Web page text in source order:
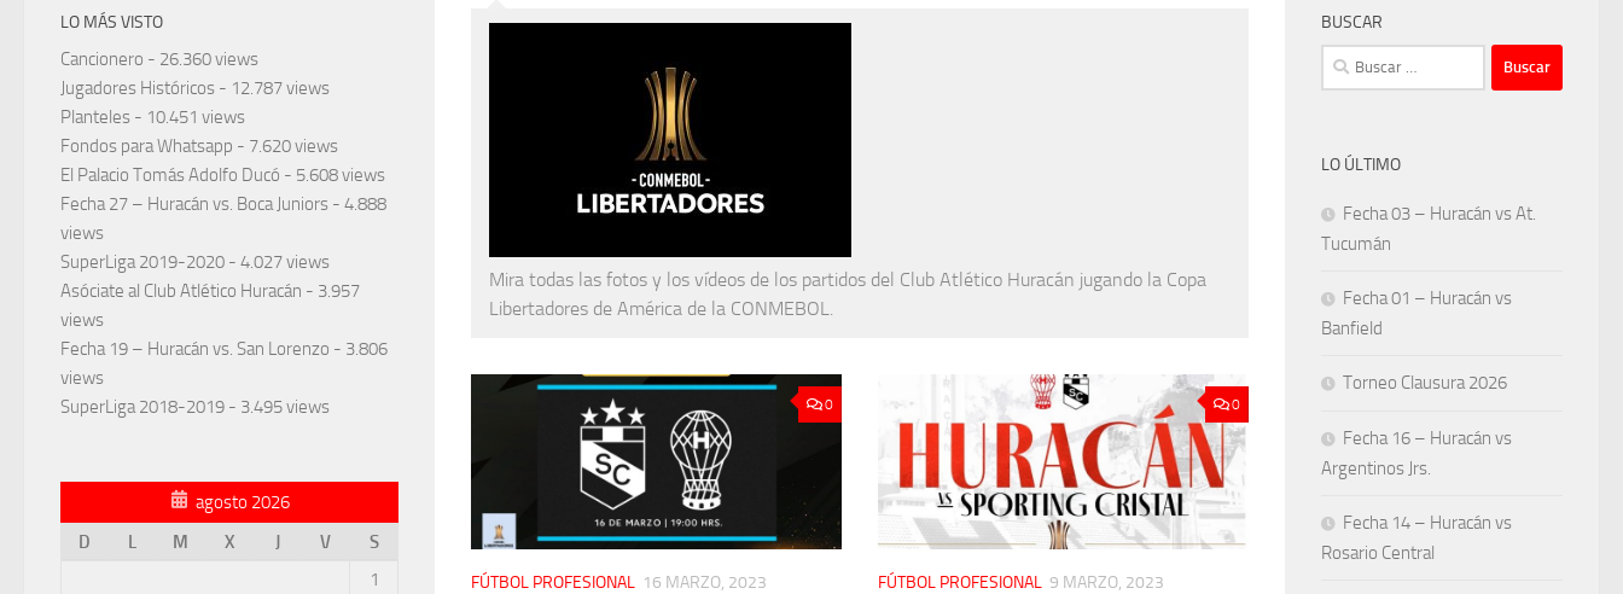
Mira todas las fotos y los vídeos de los partidos del Club Atlético Huracán jugando la Copa
Libertadores de América de la CONMEBOL.
0
FÚTBOL PROFESIONAL 16 MARZO, 2023
0
FÚTBOL PROFESIONAL 9 MARZO, 2023
LO MÁS VISTO
Cancionero - 26.360 views
Jugadores Históricos - 12.787 views
Planteles - 10.451 views
Fondos para Whatsapp - 7.620 views
El Palacio Tomás Adolfo Ducó - 5.608 views
Fecha 27 – Huracán vs. Boca Juniors - 4.888
views
SuperLiga 2019-2020 - 4.027 views
Asóciate al Club Atlético Huracán - 3.957
views
Fecha 19 – Huracán vs. San Lorenzo - 3.806
views
SuperLiga 2018-2019 - 3.495 views
agosto 2026
D
L M X J V
S
1
BUSCAR
Buscar:
LO ÚLTIMO
Fecha 03 – Huracán vs At.
Tucumán
Fecha 01 – Huracán vs
Banfield
Torneo Clausura 2026
Fecha 16 – Huracán vs
Argentinos Jrs.
Fecha 14 – Huracán vs
Rosario Central